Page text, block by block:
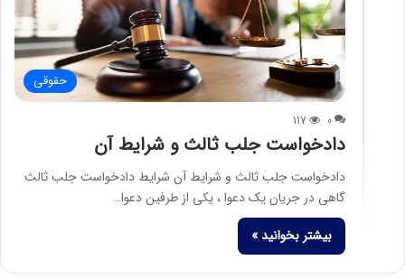
حقوقی
0
117
دادخواست جلب ثالث و شرایط آن
دادخواست جلب ثالث و شرایط آن شرایط دادخواست جلب ثالث
گاهی در جریان یک دعوا ، یکی از طرفین دعوا…
بیشتر بخوانید »